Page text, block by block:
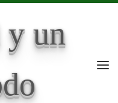
y un